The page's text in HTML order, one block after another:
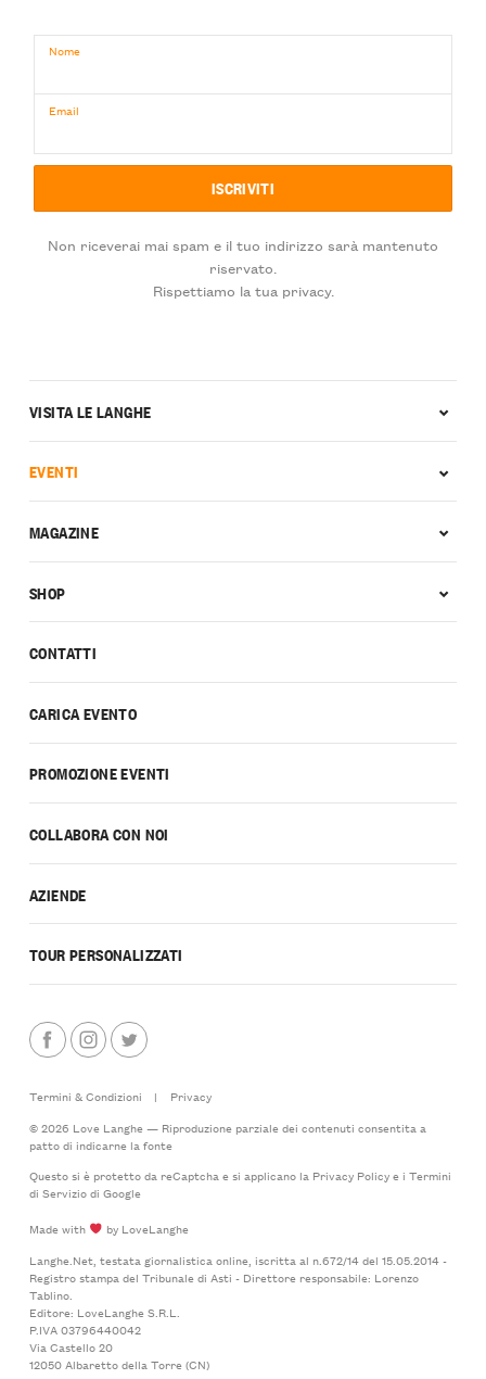
Nome
Email
Non riceverai mai spam e il tuo indirizzo sarà mantenuto
riservato.
Rispettiamo la tua privacy.
CONTATTI
CARICA EVENTO
PROMOZIONE EVENTI
COLLABORA CON NOI
AZIENDE
TOUR PERSONALIZZATI
VISITA LE LANGHE
EVENTI
MAGAZINE
SHOP
Termini & Condizioni |
Privacy
© 2026 Love Langhe — Riproduzione parziale dei contenuti consentita a
patto di indicarne la fonte
Questo si è protetto da reCaptcha e si applicano la Privacy Policye i Termini
di Serviziodi Google
Made with
by LoveLanghe
Langhe.Net, testata giornalistica online, iscritta al n.672/14 del 15.05.2014 -
Registro stampa del Tribunale di Asti - Direttore responsabile: Lorenzo
Tablino.
Editore: LoveLanghe S.R.L.
P.IVA 03796440042
Via Castello 20
12050 Albaretto della Torre (CN)